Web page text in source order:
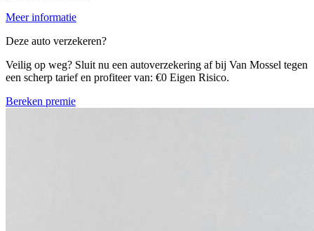
Meer informatie
Deze auto verzekeren?
Veilig op weg? Sluit nu een autoverzekering af bij Van Mossel tegen
een scherp tarief en profiteer van: €0 Eigen Risico.
Bereken premie